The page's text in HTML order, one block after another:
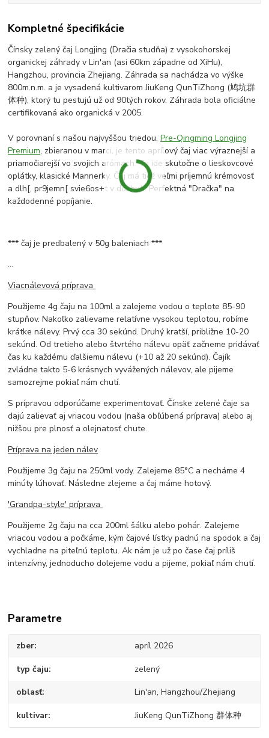
Kompletné špecifikácie
Čínsky zelený čaj Longjing (Dračia studňa) z vysokohorskej
organickej záhrady v Lin'an (asi 60km západne od XiHu),
Hangzhou, provincia Zhejiang. Záhrada sa nachádza vo výške
800m.n.m. a je vysadená kultivarom JiuKeng QunTiZhong (鸠坑群
体种), ktorý tu pestujú už od 90tých rokov. Záhrada bola oficiálne
certifikovaná ako organická v 2005.
V porovnaní s našou najvyššou triedou,Pre-Qingming Longjing
Premium, zbieranou v marci, je tento aprílový čaj viac výraznejší a
priamočiarejší vo svojich arómach. Tu ide skutočne o lieskovcové
oplátky, klasické Mannerky. Čaj má tiež veľmi príjemnú krémovosť
a dlh[, pr9jemn[ svie6os+t v dochuti. Perfektná "Dračka" na
každodenné popíjanie.
*** čaj je predbalený v 50g baleniach ***
...
Viacnálevová príprava
Použijeme 4g čaju na 100ml a zalejeme vodou o teplote 85-90
stupňov. Nakoľko zalievame relatívne vysokou teplotou, robíme
krátke nálevy. Prvý cca 30 sekúnd. Druhý kratší, približne 10-20
sekúnd. Od tretieho alebo štvrtého nálevu opäť začneme pridávať
čas ku každému ďalšiemu nálevu (+10 až 20 sekúnd). Čajík
zvládne takto 5-6 krásnych vyvážených nálevov, ale pijeme
samozrejme pokiaľ nám chutí.
S prípravou odporúčame experimentovať. Čínske zelené čaje sa
dajú zalievať aj vriacou vodou (naša obľúbená príprava) alebo aj
nižšou pre plnosť a olejnatosť chute.
Príprava na jeden nálev
Použijeme 3g čaju na 250ml vody. Zalejeme 85°C a necháme 4
minúty lúhovať. Následne zlejeme a čaj máme hotový.
'Grandpa-style' príprava
Použijeme 2g čaju na cca 200ml šálku alebo pohár. Zalejeme
vriacou vodou a počkáme, kým čajové lístky padnú na spodok a čaj
vychladne na piteľnú teplotu. Ak nám je už po čase čaj príliš
intenzívny, jednoducho dolejeme vodu a pijeme, pokiaľ nám chutí.
Parametre
zber apríl 2026
typ čaju zelený
oblasť Lin'an, Hangzhou/Zhejiang
kultivar JiuKeng QunTiZhong 群体种